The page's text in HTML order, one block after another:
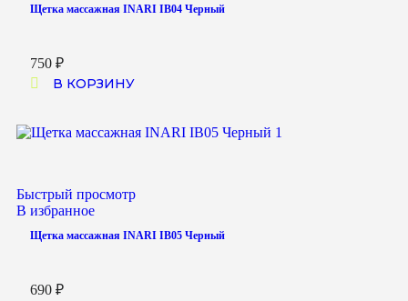
Щетка массажная INARI IB04 Черный
750 ₽
В КОРЗИНУ
Быстрый просмотр
В избранное
Щетка массажная INARI IB05 Черный
690 ₽